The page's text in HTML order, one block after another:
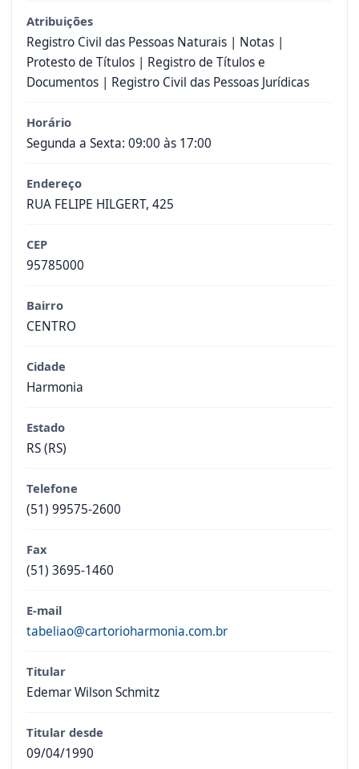
Atribuições
Registro Civil das Pessoas Naturais | Notas |
Protesto de Títulos | Registro de Títulos e
Documentos | Registro Civil das Pessoas Jurídicas
Horário
Segunda a Sexta: 09:00 às 17:00
Endereço
RUA FELIPE HILGERT, 425
CEP
95785000
Bairro
CENTRO
Cidade
Harmonia
Estado
RS (RS)
Telefone
(51) 99575-2600
Fax
(51) 3695-1460
E-mail
tabeliao@cartorioharmonia.com.br
Titular
Edemar Wilson Schmitz
Titular desde
09/04/1990